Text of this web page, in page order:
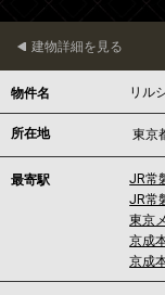
建物詳細を見る
物件名 リル
所在地 東京
最寄駅 JR常
JR常
東京
京成
京成